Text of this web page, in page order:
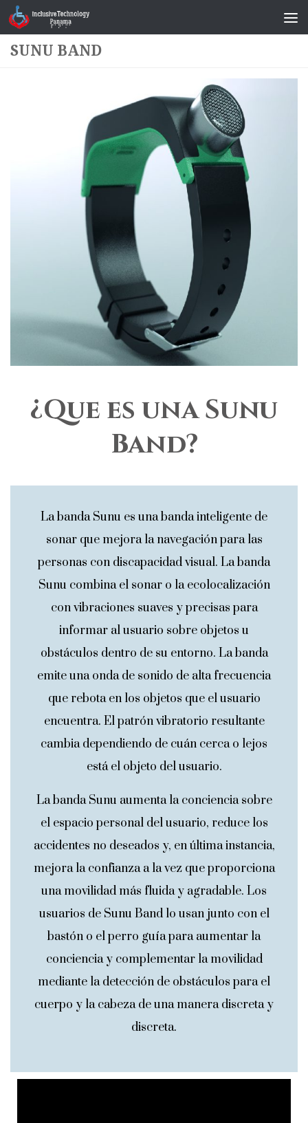
Saltar al contenido
SUNU BAND
¿Que es una Sunu
Band?
La banda Sunu es una banda inteligente de
sonar que mejora la navegación para las
personas con discapacidad visual. La banda
Sunu combina el sonar o la ecolocalización
con vibraciones suaves y precisas para
informar al usuario sobre objetos u
obstáculos dentro de su entorno. La banda
emite una onda de sonido de alta frecuencia
que rebota en los objetos que el usuario
encuentra. El patrón vibratorio resultante
cambia dependiendo de cuán cerca o lejos
está el objeto del usuario.
La banda Sunu aumenta la conciencia sobre
el espacio personal del usuario, reduce los
accidentes no deseados y, en última instancia,
mejora la confianza a la vez que proporciona
una movilidad más fluida y agradable. Los
usuarios de Sunu Band lo usan junto con el
bastón o el perro guía para aumentar la
conciencia y complementar la movilidad
mediante la detección de obstáculos para el
cuerpo y la cabeza de una manera discreta y
discreta.